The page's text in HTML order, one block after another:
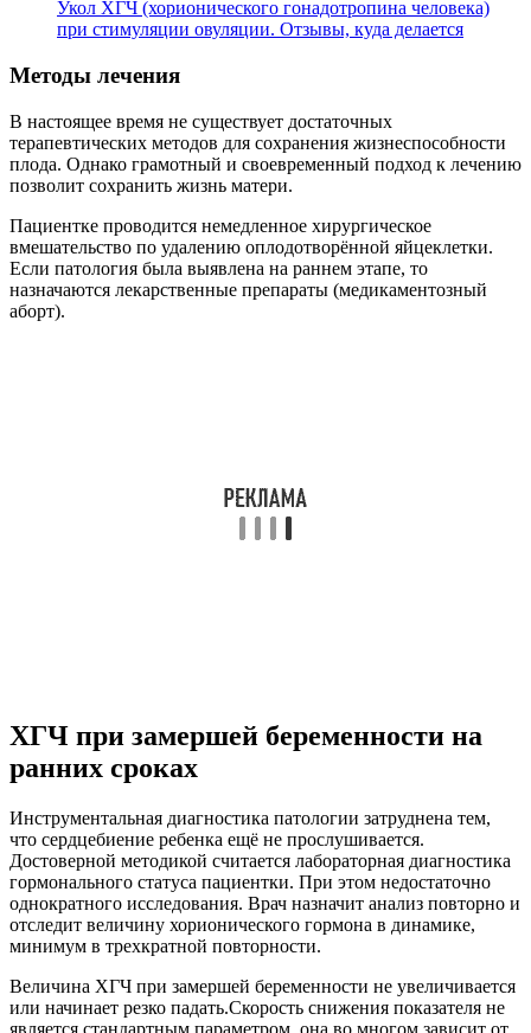
Укол ХГЧ (хорионического гонадотропина человека)
при стимуляции овуляции. Отзывы, куда делается
Методы лечения
В настоящее время не существует достаточных
терапевтических методов для сохранения жизнеспособности
плода. Однако грамотный и своевременный подход к лечению
позволит сохранить жизнь матери.
Пациентке проводится немедленное хирургическое
вмешательство по удалению оплодотворённой яйцеклетки.
Если патология была выявлена на раннем этапе, то
назначаются лекарственные препараты (медикаментозный
аборт).
ХГЧ при замершей беременности на
ранних сроках
Инструментальная диагностика патологии затруднена тем,
что сердцебиение ребенка ещё не прослушивается.
Достоверной методикой считается лабораторная диагностика
гормонального статуса пациентки. При этом недостаточно
однократного исследования. Врач назначит анализ повторно и
отследит величину хорионического гормона в динамике,
минимум в трехкратной повторности.
Величина ХГЧ при замершей беременности не увеличивается
или начинает резко падать.Скорость снижения показателя не
является стандартным параметром, она во многом зависит от